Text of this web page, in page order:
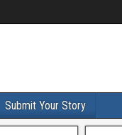
Submit Your Story